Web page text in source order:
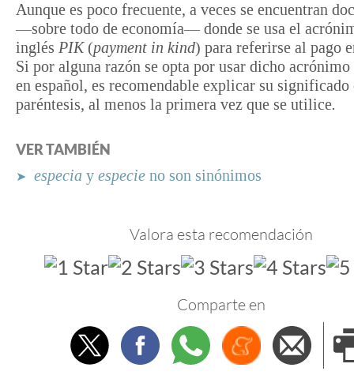
Aunque es poco frecuente, a veces se encuentran
—sobre todo de economía— donde se usa el
inglés PIK(payment in kind) para referirse al pago
Si por alguna razón se opta por usar dicho acrónimo
en español, es recomendable explicar su significado
paréntesis, al menos la primera vez que se utilice.
VER TAMBIÉN
➤ especia y especie no son sinónimos
Valora esta recomendación
Comparte en
TwitterFacebookWhatsappMenéame